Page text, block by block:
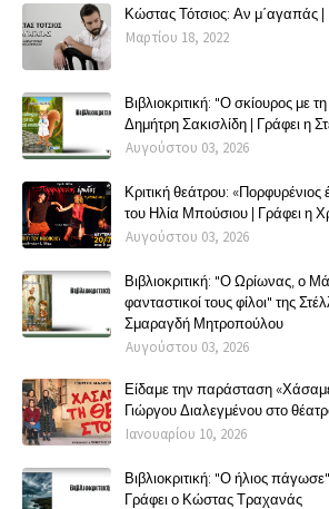
Κώστας Τότσιος: Αν μ΄αγαπάς |
Μαρτίου 18, 2022
Βιβλιοκριτική: "Ο σκίουρος με
Δημήτρη Σακισλίδη | Γράφει η
Αυγούστου 03, 2026
Κριτική θεάτρου:
του Ηλία Μπούσιου | Γράφει η
Αυγούστου 03, 2026
Βιβλιοκριτική: "Ο Ωρίωνας, ο
φανταστικοί τους φίλοι" της
Σμαραγδή Μητροπούλου
Αυγούστου 03, 2026
Είδαμε την παράσταση
Γιώργου Διαλεγμένου στο
Ιανουαρίου 10, 2026
Βιβλιοκριτική: "Ο ήλιος
Γράφει ο Κώστας Τραχανάς